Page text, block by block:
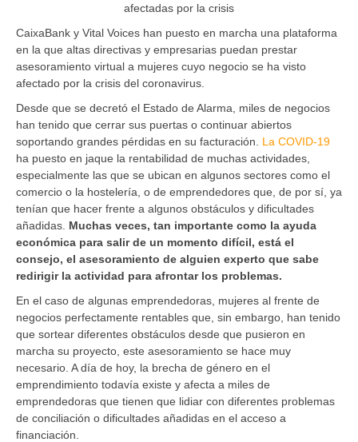
afectadas por la crisis
CaixaBank y Vital Voices han puesto en marcha una plataforma
en la que altas directivas y empresarias puedan prestar
asesoramiento virtual a mujeres cuyo negocio se ha visto
afectado por la crisis del coronavirus.
Desde que se decretó el Estado de Alarma, miles de negocios
han tenido que cerrar sus puertas o continuar abiertos
soportando grandes pérdidas en su facturación. La COVID-19
ha puesto en jaque la rentabilidad de muchas actividades,
especialmente las que se ubican en algunos sectores como el
comercio o la hostelería, o de emprendedores que, de por sí, ya
tenían que hacer frente a algunos obstáculos y dificultades
añadidas. Muchas veces, tan importante como la ayuda
económica para salir de un momento difícil, está el
consejo, el asesoramiento de alguien experto que sabe
redirigir la actividad para afrontar los problemas.
En el caso de algunas emprendedoras, mujeres al frente de
negocios perfectamente rentables que, sin embargo, han tenido
que sortear diferentes obstáculos desde que pusieron en
marcha su proyecto, este asesoramiento se hace muy
necesario. A día de hoy, la brecha de género en el
emprendimiento todavía existe y afecta a miles de
emprendedoras que tienen que lidiar con diferentes problemas
de conciliación o dificultades añadidas en el acceso a
financiación.